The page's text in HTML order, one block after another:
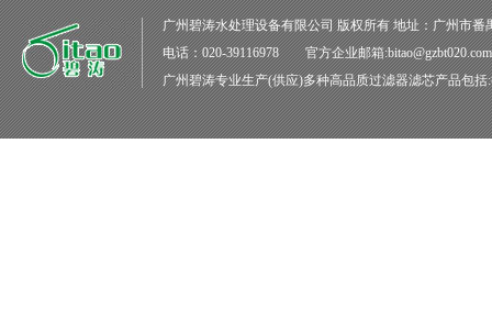
广州碧涛水处理设备有限公司版权所有 地址：广州市番
电话：020-39116978 官方企业邮箱
广州碧涛专业生产(供应)多种高品质过滤器滤芯产品包括: